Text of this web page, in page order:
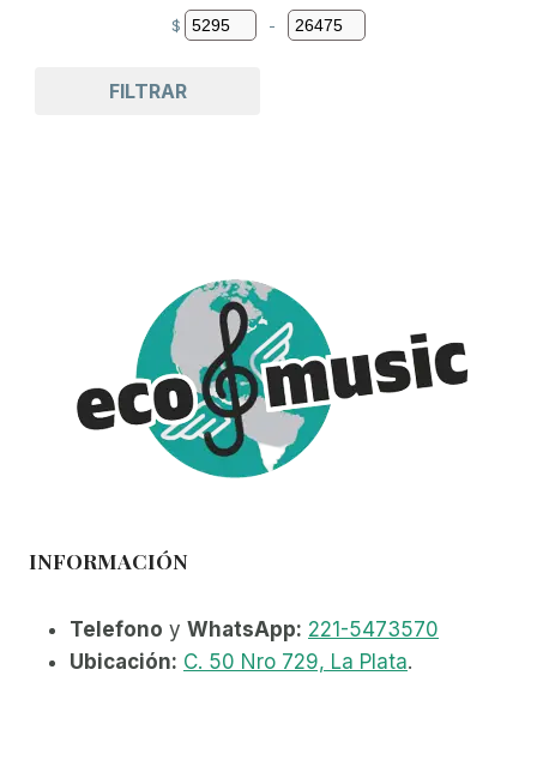
$
Minimum Price
-
Maximum Price
FILTRAR
INFORMACIÓN
Telefono y WhatsApp: 221-5473570
Ubicación: C. 50 Nro 729, La Plata.